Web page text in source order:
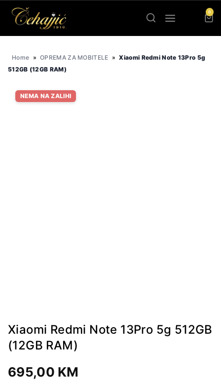
0
Home » OPREMA ZA MOBITELE » Xiaomi Redmi Note 13Pro 5g
512GB (12GB RAM)
NEMA NA ZALIHI
Xiaomi Redmi Note 13Pro 5g 512GB
(12GB RAM)
695,00 KM